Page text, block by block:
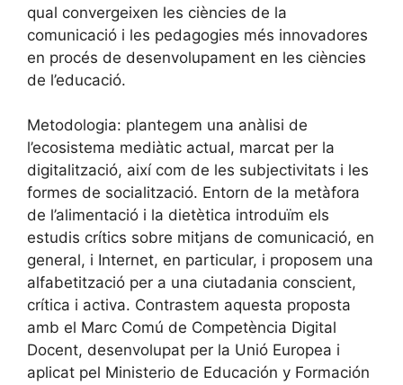
qual convergeixen les ciències de la
comunicació i les pedagogies més innovadores
en procés de desenvolupament en les ciències
de l’educació.
Metodologia: plantegem una anàlisi de
l’ecosistema mediàtic actual, marcat per la
digitalització, així com de les subjectivitats i les
formes de socialització. Entorn de la metàfora
de l’alimentació i la dietètica introduïm els
estudis crítics sobre mitjans de comunicació, en
general, i Internet, en particular, i proposem una
alfabetització per a una ciutadania conscient,
crítica i activa. Contrastem aquesta proposta
amb el Marc Comú de Competència Digital
Docent, desenvolupat per la Unió Europea i
aplicat pel Ministerio de Educación y Formación